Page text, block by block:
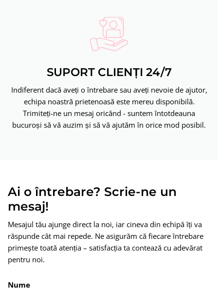
SUPORT CLIENȚI 24/7
Indiferent dacă aveți o întrebare sau aveți nevoie de ajutor,
echipa noastră prietenoasă este mereu disponibilă.
Trimiteți-ne un mesaj oricând - suntem întotdeauna
bucuroși să vă auzim și să vă ajutăm în orice mod posibil.
Ai o întrebare? Scrie-ne un
mesaj!
Mesajul tău ajunge direct la noi, iar cineva din echipă îți va
răspunde cât mai repede. Ne asigurăm că fiecare întrebare
primește toată atenția – satisfacția ta contează cu adevărat
pentru noi.
Nume